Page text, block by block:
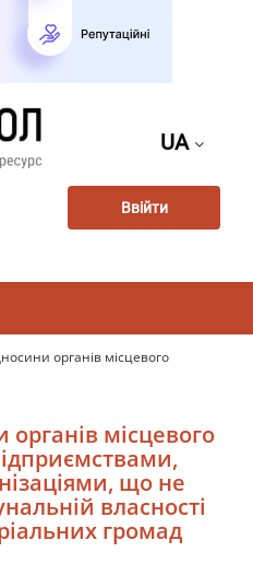
UA
Ввійти
органів місцевого
органів місцевого
що не
власності
громад